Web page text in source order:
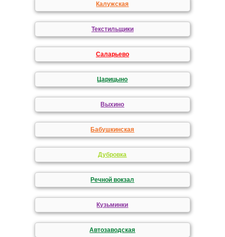
Калужская
Текстильщики
Саларьево
Царицыно
Выхино
Бабушкинская
Дубровка
Речной вокзал
Кузьминки
Автозаводская